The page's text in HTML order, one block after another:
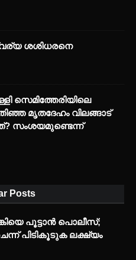
ശശിധരനെ
സെമിത്തേരിയിലെ
മൃതദേഹം വിലങ്ങാട്
സംശയമുണ്ടെന്ന്
Posts
പൂട്ടാന്‍ പൊലീസ്;
പിടികൂടുക ലക്ഷ്യം